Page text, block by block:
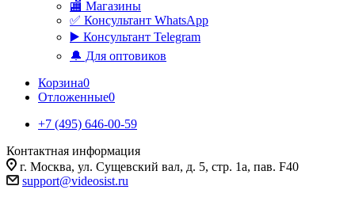
🏬 Магазины
✅️ Консультант WhatsApp
▶️ Консультант Telegram
🔔 Для оптовиков
Корзина0
Отложенные0
+7 (495) 646-00-59
Контактная информация
г. Москва, ул. Сущевский вал, д. 5, стр. 1а, пав. F40
support@videosist.ru